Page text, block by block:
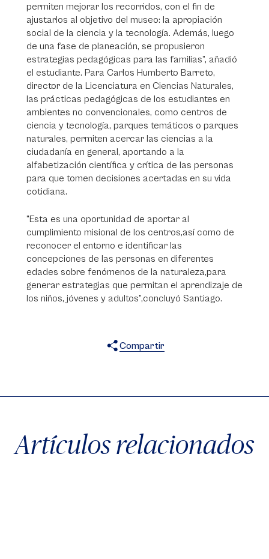
permiten mejorar los recorridos, con el fin de
ajustarlos al objetivo del museo: la apropiación
social de la ciencia y la tecnología. Además, luego
de una fase de planeación, se propusieron
estrategias pedagógicas para las familias”, añadió
el estudiante. Para Carlos Humberto Barreto,
director de la Licenciatura en Ciencias Naturales,
las prácticas pedagógicas de los estudiantes en
ambientes no convencionales, como centros de
ciencia y tecnología, parques temáticos o parques
naturales, permiten acercar las ciencias a la
ciudadanía en general, aportando a la
alfabetización científica y crítica de las personas
para que tomen decisiones acertadas en su vida
cotidiana.
"Esta es una oportunidad de aportar al
cumplimiento misional de los centros,así como de
reconocer el entorno e identificar las
concepciones de las personas en diferentes
edades sobre fenómenos de la naturaleza,para
generar estrategias que permitan el aprendizaje de
los niños, jóvenes y adultos”,concluyó Santiago.
Compartir
Artículos relacionados